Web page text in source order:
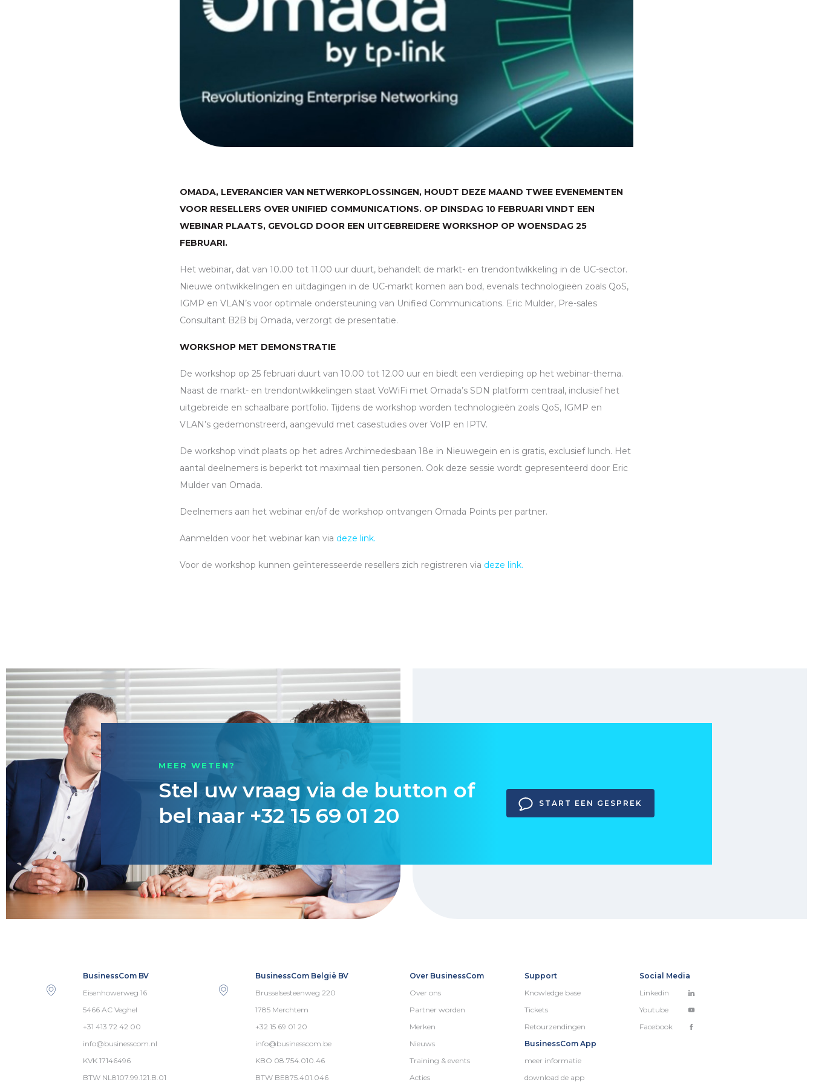
OMADA, LEVERANCIER VAN NETWERKOPLOSSINGEN, HOUDT DEZE MAAND TWEE EVENEMENTEN
VOOR RESELLERS OVER UNIFIED COMMUNICATIONS. OP DINSDAG 10 FEBRUARI VINDT EEN
WEBINAR PLAATS, GEVOLGD DOOR EEN UITGEBREIDERE WORKSHOP OP WOENSDAG 25
FEBRUARI.
Het webinar, dat van 10.00 tot 11.00 uur duurt, behandelt de markt- en trendontwikkeling in de UC-sector.
Nieuwe ontwikkelingen en uitdagingen in de UC-markt komen aan bod, evenals technologieën zoals QoS,
IGMP en VLAN ’s voor optimale ondersteuning van Unified Communications. Eric Mulder, Pre-sales
Consultant B2B bij Omada, verzorgt de presentatie.
WORKSHOP MET DEMONSTRATIE
De workshop op 25 februari duurt van 10.00 tot 12.00 uur en biedt een verdieping op het webinar-thema.
Naast de markt- en trendontwikkelingen staat VoWiFi met Omada’s SDN platform centraal, inclusief het
uitgebreide en schaalbare portfolio. Tijdens de workshop worden technologieën zoals QoS, IGMP en
VLAN ’s gedemonstreerd, aangevuld met casestudies over VoIP en IPTV.
De workshop vindt plaats op het adres Archimedesbaan 18e in Nieuwegein en is gratis, exclusief lunch. Het
aantal deelnemers is beperkt tot maximaal tien personen. Ook deze sessie wordt gepresenteerd door Eric
Mulder van Omada.
Deelnemers aan het webinar en/of de workshop ontvangen Omada Points per partner.
Aanmelden voor het webinar kan via deze link.
Voor de workshop kunnen geïnteresseerde resellers zich registreren via deze link.
MEER WETEN?
Stel uw vraag via de button of
bel naar +32 15 69 01 20
START EEN GESPREK
BusinessCom BV
Eisenhowerweg 16
5466 AC Veghel
+31 413 72 42 00
info@businesscom.nl
KVK 17146496
BTW NL8107.99.121.B.01
BusinessCom België BV
Brusselsesteenweg 220
1785 Merchtem
+32 15 69 01 20
info@businesscom.be
KBO 08.754.010.46
BTW BE875.401.046
Over BusinessCom
Over ons
Partner worden
Merken
Nieuws
Training & events
Acties
Support
Knowledge base
Tickets
Retourzendingen
BusinessCom App
meer informatie
download de app
Social Media
Linkedin
Youtube
Facebook